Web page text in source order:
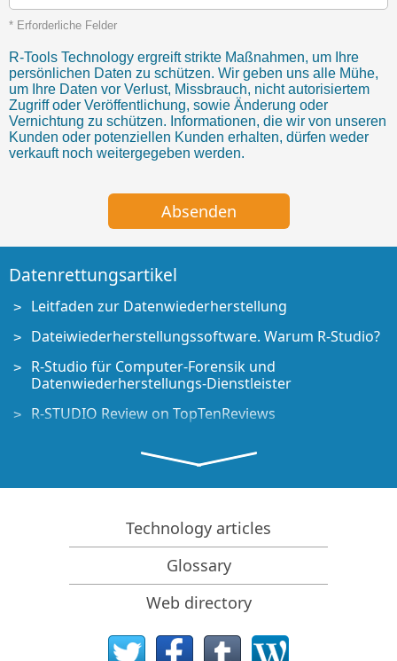
* Erforderliche Felder
R-Tools Technology ergreift strikte Maßnahmen, um Ihre
persönlichen Daten zu schützen. Wir geben uns alle Mühe,
um Ihre Daten vor Verlust, Missbrauch, nicht autorisiertem
Zugriff oder Veröffentlichung, sowie Änderung oder
Vernichtung zu schützen. Informationen, die wir von unseren
Kunden oder potenziellen Kunden erhalten, dürfen weder
verkauft noch weitergegeben werden.
Datenrettungsartikel
Leitfaden zur Datenwiederherstellung
Dateiwiederherstellungssoftware. Warum R-Studio?
R-Studio für Computer-Forensik und
Datenwiederherstellungs-Dienstleister
R-STUDIO Review on TopTenReviews
Wiederherstellen von Daten von NVMe-Geräten
Vorab-Einschätzung der Erfolgsaussichten bei
typischen Datenwiederherstellungsfällen
Wiederherstellung überschriebener Daten
Notfall-Dateiwiederherstellung mit R-Studio
Darstellung der RAID-Wiederherstellung
Technology articles
Glossary
Web directory